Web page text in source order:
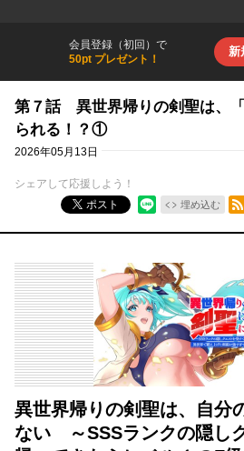
会員登録（初回）で
50pt プレゼント！
新
第７話 異世界帰りの剣聖は、
られる！？①
2026年05月13日
シェアして応援しよう！
ポスト
埋め込む
RSSフィ
異世界帰りの剣聖は、自分
ない ～SSSランクの隠し